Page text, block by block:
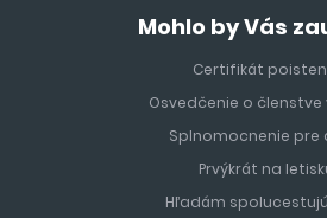
Mohlo by Vás
Certifikát
Osvedčenie o členstve
Splnomocnenie pre
Prvýkrát na
Hľadám